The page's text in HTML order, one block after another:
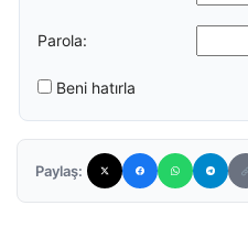
Parola:
Beni hatırla
Paylaş: